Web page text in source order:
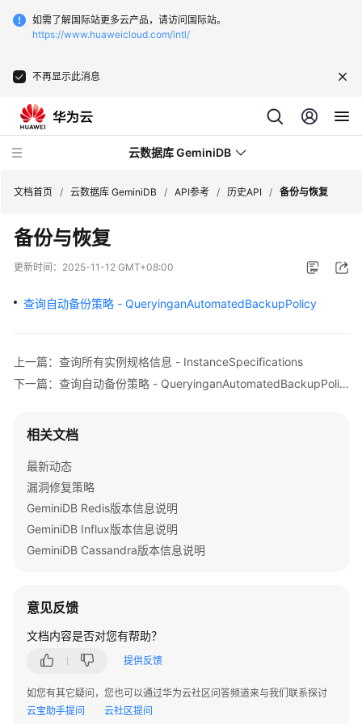
如需了解国际站更多云产品，请访问国际站。
https://www.huaweicloud.com/intl/
不再显示此消息
云数据库 GeminiDB
最
新
态
公
告
品
介
GeminiDB
Redis
接
GeminiDB
接
GeminiDB
Cassandra
文档首页 / 云数据库 GeminiDB / API参考 / 历史API / 备份与恢复
备份与恢复
更新时间： 2025-11-12 GMT+08:00
查询自动备份策略 - QueryinganAutomatedBackupPolicy
上一篇：查询所有实例规格信息 - InstanceSpecifications
下一篇：查询自动备份策略 - QueryinganAutomatedBackupPolicy
相关文档
最新动态
漏洞修复策略
GeminiDB Redis版本信息说明
GeminiDB Influx版本信息说明
GeminiDB Cassandra版本信息说明
意见反馈
文档内容是否对您有帮助？
提供反馈
如您有其它疑问，您也可以通过华为云社区问答频道来与我们联系探讨
云宝助手提问
云社区提问